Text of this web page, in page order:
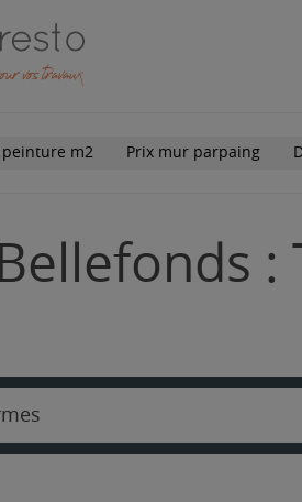
peinture m2 Prix mur parpaing
: